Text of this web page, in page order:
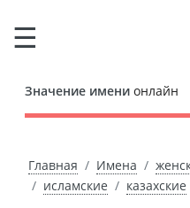
Значение имени онлайн
Главная Имена
исламские
казахские